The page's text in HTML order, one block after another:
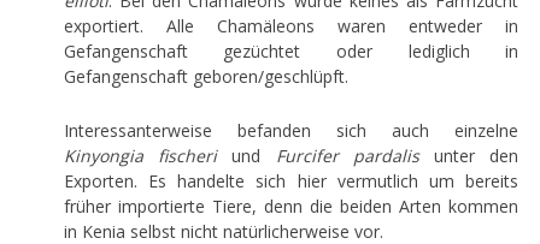
exportiert. Alle Chamäleons waren entweder in
Gefangenschaft gezüchtet oder lediglich in
Gefangenschaft geboren/geschlüpft.
Interessanterweise befanden sich auch einzelne
Kinyongia fischeriund Furcifer pardalisunter den
Exporten. Es handelte sich hier vermutlich um bereits
früher importierte Tiere, denn die beiden Arten kommen
in Kenia selbst nicht natürlicherweise vor.